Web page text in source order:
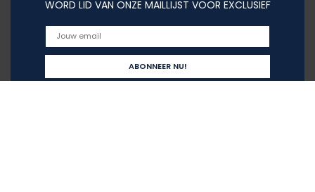
WORD LID VAN ONZE MAILLIJST VOOR EXCLUSIEF